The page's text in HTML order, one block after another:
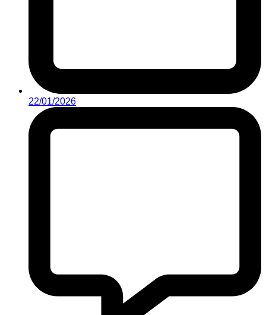
22/01/2026